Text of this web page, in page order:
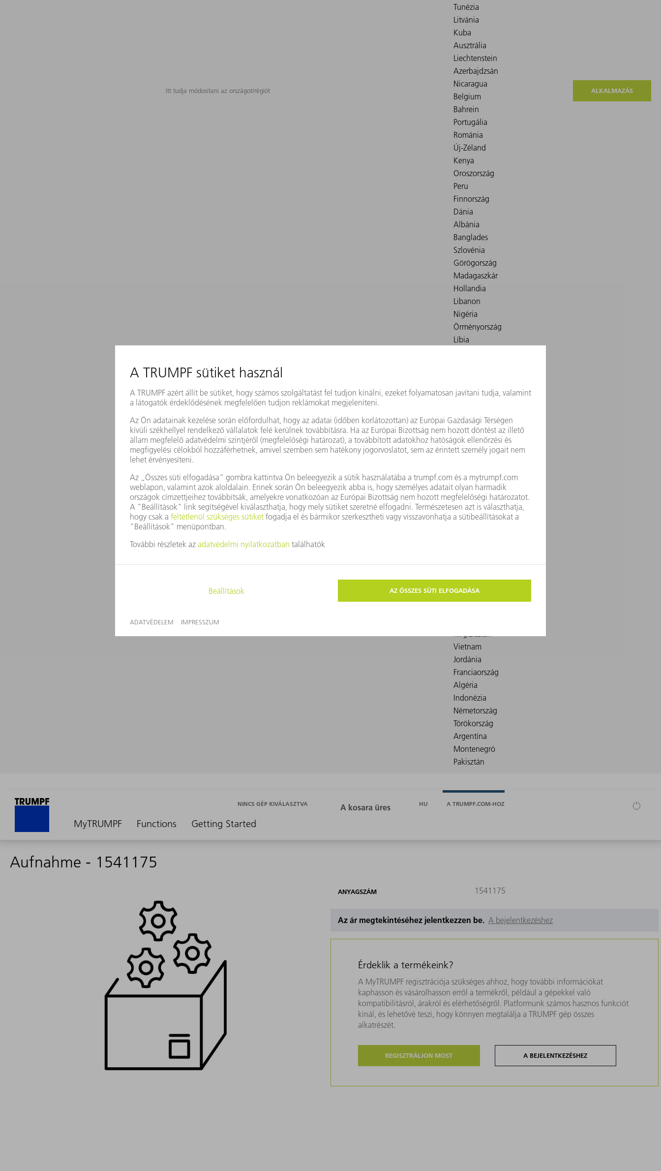
Itt tudja módosítani az országot/régiót ALKALMAZÁS
MyTRUMPF Functions Getting Started
NINCS GÉP KIVÁLASZTVA HU A TRUMPF.COM-HOZ
Aufnahme - 1541175
ANYAGSZÁM 1541175
Az ár megtekintéséhez jelentkezzen be. A bejelentkezéshez
Érdeklik a termékeink?
A MyTRUMPF regisztrációja szükséges ahhoz, hogy további információkat
kaphasson és vásárolhasson erről a termékről, például a gépekkel való
kompatibilitásról, árakról és elérhetőségről. Platformunk számos hasznos funkciót
kínál, és lehetővé teszi, hogy könnyen megtalálja a TRUMPF gép összes
alkatrészét.
REGISZTRÁLJON MOST A BEJELENTKEZÉSHEZ